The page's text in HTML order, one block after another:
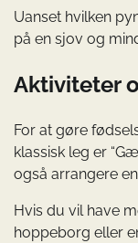
Uanset hvilken
på en sjov og
Aktiviteter
For at gøre
klassisk leg er
også arrangere
Hvis du vil have
hoppeborg eller